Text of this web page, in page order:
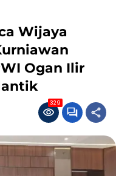
Wijaya
Ogan Ilir
329